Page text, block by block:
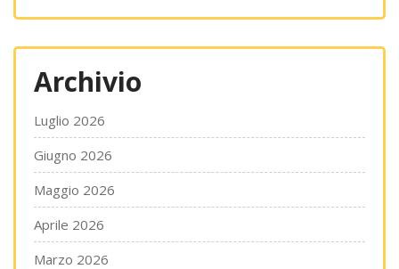
Archivio
Luglio 2026
Giugno 2026
Maggio 2026
Aprile 2026
Marzo 2026